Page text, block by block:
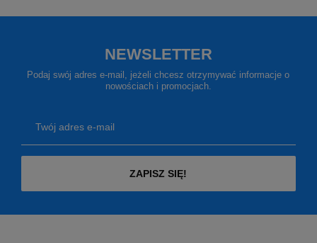
NEWSLETTER
Podaj swój adres e-mail, jeżeli chcesz otrzymywać informacje o
nowościach i promocjach.
Twój adres e-mail
ZAPISZ SIĘ!